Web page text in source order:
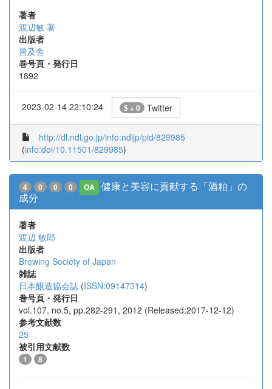
著者
渡辺敏 著
出版者
普及舎
巻号頁・発行日
1892
2023-02-14 22:10:24 5 + 0 Twitter
http://dl.ndl.go.jp/info:ndljp/pid/829985
(info:doi/10.11501/829985)
4 0 0 0 OA
健康と美容に貢献する「酒粕」の
成分
著者
渡辺 敏郎
出版者
Brewing Society of Japan
雑誌
日本醸造協会誌 (ISSN:09147314)
巻号頁・発行日
vol.107, no.5, pp.282-291, 2012 (Released:2017-12-12)
参考文献数
25
被引用文献数
1 8